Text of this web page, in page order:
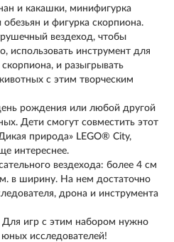
и какашки, минифигурка
и фигурка скорпиона.
вездеход, чтобы
использовать инструмент для
и разыгрывать
с этим творческим
рождения или любой другой
Дети смогут совместить этот
природа» LEGO® City,
интереснее.
вездехода: более 4 см
в ширину. На нем достаточно
дрона и инструмента
Для игр с этим набором нужно
исследователей!